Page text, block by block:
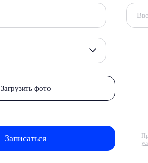
Загрузить фото